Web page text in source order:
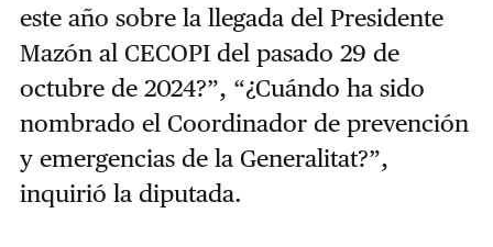
este año sobre la llegada del Presidente
Mazón al CECOPI del pasado 29 de
octubre de 2024?”, “¿Cuándo ha sido
nombrado el Coordinador de prevención
y emergencias de la Generalitat?”,
inquirió la diputada.